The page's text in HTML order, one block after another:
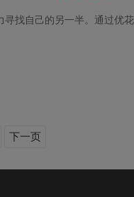
下一页